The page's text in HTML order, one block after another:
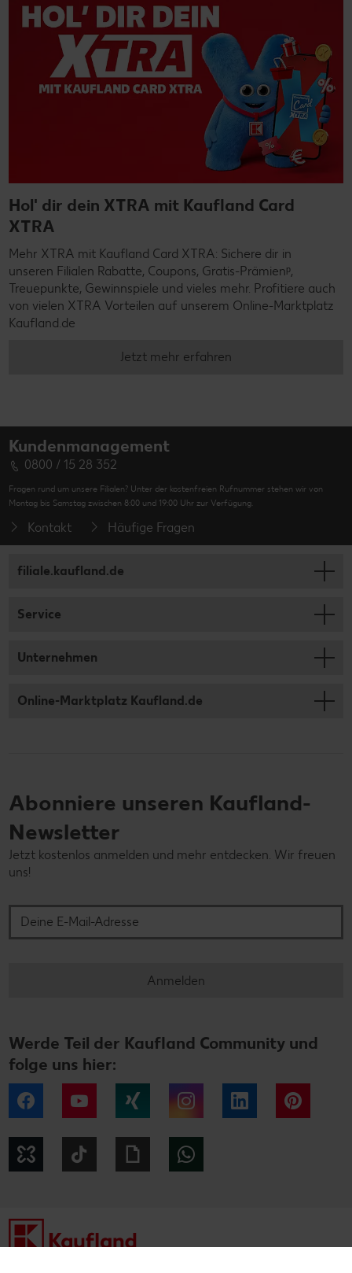
Hol' dir dein XTRA mit Kaufland Card
XTRA
Mehr XTRA mit Kaufland Card XTRA: Sichere dir in
unseren Filialen Rabatte, Coupons, Gratis-Prämienᵖ,
Treuepunkte, Gewinnspiele und vieles mehr. Profitiere auch
von vielen XTRA Vorteilen auf unserem Online-Marktplatz
Kaufland.de
Jetzt mehr erfahren
Kundenmanagement
0800 / 15 28 352
Fragen rund um unsere Filialen? Unter der kostenfreien Rufnummer stehen wir von
Montag bis Samstag zwischen 8:00 und 19:00 Uhr zur Verfügung.
Kontakt Häufige Fragen
filiale.kaufland.de
Service
Unternehmen
Online-Marktplatz Kaufland.de
Abonniere unseren Kaufland-
Newsletter
Jetzt kostenlos anmelden und mehr entdecken. Wir freuen
uns!
Anmelden
Werde Teil der Kaufland Community und
folge uns hier:
Facebook YouTube Instagram LinkedIn
Kununu Giphy